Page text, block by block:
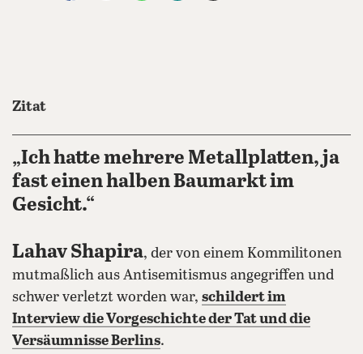
Zitat
„Ich hatte mehrere Metallplatten, ja
fast einen halben Baumarkt im
Gesicht.“
Lahav Shapira, der von einem Kommilitonen
mutmaßlich aus Antisemitismus angegriffen und
schwer verletzt worden war, schildert im
Interview die Vorgeschichte der Tat und die
Versäumnisse Berlins.